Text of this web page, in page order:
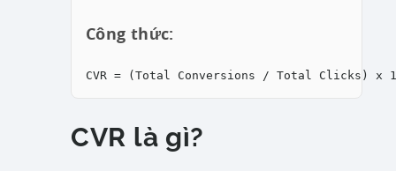
Công thức:
CVR = (Total Conversions / Total Clicks) x
CVR là gì?